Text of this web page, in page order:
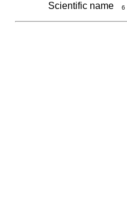
Scientific name 6